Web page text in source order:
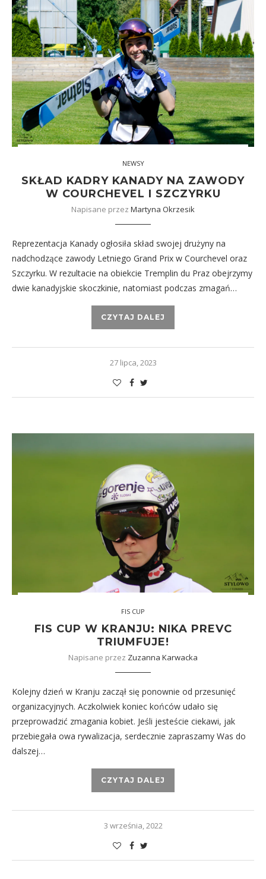
NEWSY
SKŁAD KADRY KANADY NA ZAWODY
W COURCHEVEL I SZCZYRKU
Napisane przez Martyna Okrzesik
Reprezentacja Kanady ogłosiła skład swojej drużyny na
nadchodzące zawody Letniego Grand Prix w Courchevel oraz
Szczyrku. W rezultacie na obiekcie Tremplin du Praz obejrzymy
dwie kanadyjskie skoczkinie, natomiast podczas zmagań…
CZYTAJ DALEJ
27 lipca, 2023
FIS CUP
FIS CUP W KRANJU: NIKA PREVC
TRIUMFUJE!
Napisane przez Zuzanna Karwacka
Kolejny dzień w Kranju zaczął się ponownie od przesunięć
organizacyjnych. Aczkolwiek koniec końców udało się
przeprowadzić zmagania kobiet. Jeśli jesteście ciekawi, jak
przebiegała owa rywalizacja, serdecznie zapraszamy Was do
dalszej…
CZYTAJ DALEJ
3 września, 2022